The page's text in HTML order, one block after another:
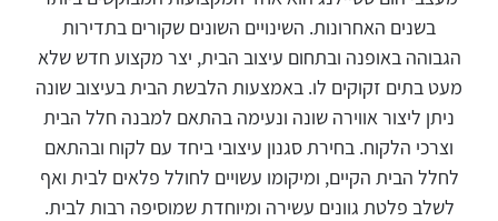
בשנים האחרונות. השינויים השונים שקורים בתדירות
הגבוהה באופנה ובתחום עיצוב הבית, יצר מקצוע חדש שלא
מעט בתים זקוקים לו. באמצעות הלבשת הבית בעיצוב שונה
ניתן ליצור אווירה שונה ונעימה בהתאם למבנה חלל הבית
וצרכי הלקוח. בחירת סגנון עיצובי ביחד עם לקוח ובהתאם
לחלל הבית הקיים, ומיקומו עשויים לחולל פלאים לבית ואף
לשלב פלטת גוונים עשירה ומיוחדת שמוסיפה רבות לבית.